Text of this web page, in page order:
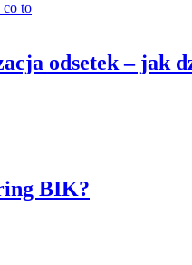
odsetek – jak
BIK?